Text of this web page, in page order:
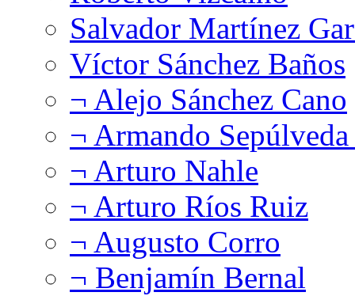
Salvador Martínez
Víctor Sánchez Baños
¬ Alejo Sánchez Cano
¬ Armando
¬ Arturo Nahle
¬ Arturo Ríos Ruiz
¬ Augusto Corro
¬ Benjamín Bernal